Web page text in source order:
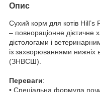
Опис
Сухий корм для котів
– повнораціонне дієтичне
дієтологами і
із захворюваннями нижніх
(ЗНВСШ).
Переваги:
• Спеціальна формула